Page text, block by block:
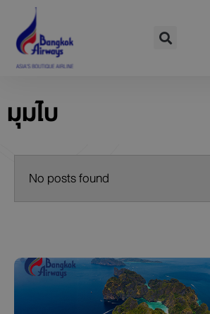
content
Search
มุมไบ
No posts found